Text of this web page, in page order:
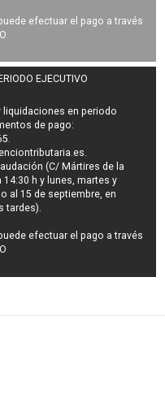
efectuar el pago a través
EJECUTIVO
liquidaciones en periodo
de pago:
.
(C/ Mártires de la
14:30 h y lunes, martes y
al 15 de septiembre, en
tardes).
efectuar el pago a través